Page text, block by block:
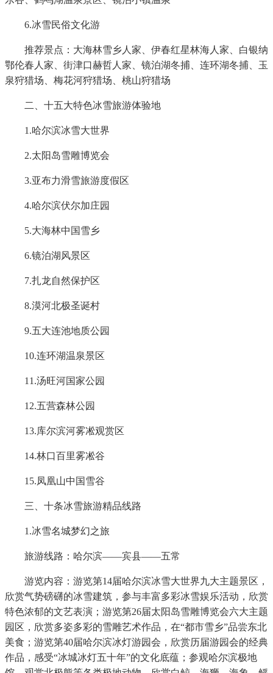
6.冰雪民俗文化游
推荐景点：大海林雪乡人家、伊春红星林海人家、白银纳
鄂伦春人家、街津口赫哲人家、镜泊湖冬捕、连环湖冬捕、玉
泉狩猎场、梅花河狩猎场、桃山狩猎场
二、十五大特色冰雪旅游体验地
1.哈尔滨冰雪大世界
2.太阳岛雪雕博览会
3.亚布力滑雪旅游度假区
4.哈尔滨伏尔加庄园
5.大海林中国雪乡
6.镜泊湖风景区
7.扎龙自然保护区
8.漠河北极圣诞村
9.五大连池地质公园
10.连环湖温泉景区
11.汤旺河国家公园
12.五营森林公园
13.库尔滨河雾凇观赏区
14.林口百里雾凇谷
15.凤凰山中国雪谷
三、十条冰雪旅游精品线路
1.冰雪名城梦幻之旅
旅游线路：哈尔滨——宾县——五常
游览内容：游览第14届哈尔滨冰雪大世界九大主题景区，
欣赏气势磅礴的冰雪建筑，参与丰富多彩冰雪娱乐活动，欣赏
特色浓郁的文艺表演；游览第26届太阳岛雪雕博览会六大主题
园区，欣赏多姿多彩的雪雕艺术作品，在“都市雪乡”品尝东北
美食；游览第40届哈尔滨冰灯游园会，欣赏历届游园会的经典
作品，感受“冰城冰灯五十年”的文化底蕴；参观哈尔滨极地